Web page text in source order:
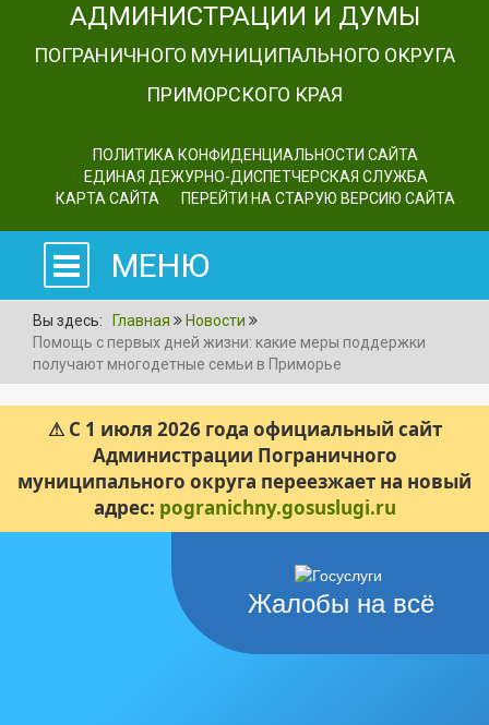
АДМИНИСТРАЦИИ И ДУМЫ
ПОГРАНИЧНОГО МУНИЦИПАЛЬНОГО ОКРУГА
ПРИМОРСКОГО КРАЯ
ПОЛИТИКА КОНФИДЕНЦИАЛЬНОСТИ САЙТА
ЕДИНАЯ ДЕЖУРНО-ДИСПЕТЧЕРСКАЯ СЛУЖБА
КАРТА САЙТА
ПЕРЕЙТИ НА СТАРУЮ ВЕРСИЮ САЙТА
МЕНЮ
Вы здесь: Главная
Новости
Помощь с первых дней жизни: какие меры поддержки
получают многодетные семьи в Приморье
⚠ С 1 июля 2026 года официальный сайт
Администрации Пограничного
муниципального округа переезжает на новый
адрес: pogranichny.gosuslugi.ru
Жалобы на всё